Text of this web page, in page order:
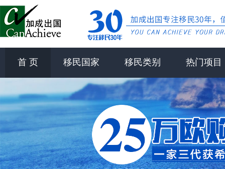
首 页 移民国家 移民类别 热门项目